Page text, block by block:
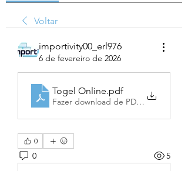
Voltar
importivity00_erl976
6 de fevereiro de 2026
Togel Online.pdf
Fazer download de PDF • 85KB
0
0 5